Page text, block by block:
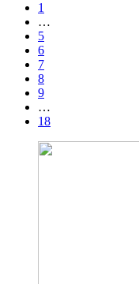
1
…
5
6
7
8
9
…
18